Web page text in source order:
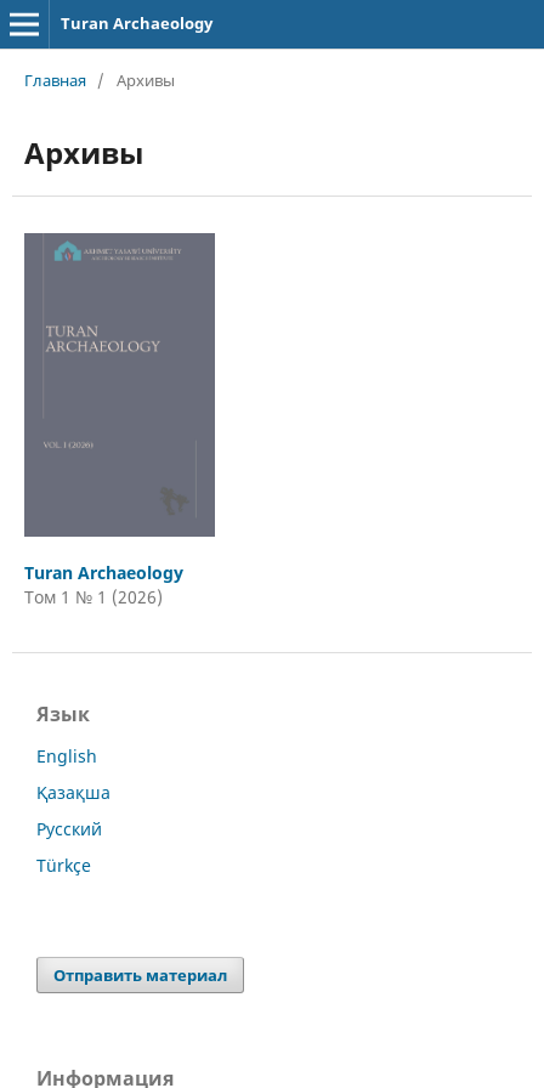
Turan Archaeology
Главная / Архивы
Архивы
Turan Archaeology
Том 1 № 1 (2026)
Язык
English
Қазақша
Русский
Türkçe
Отправить материал
Информация